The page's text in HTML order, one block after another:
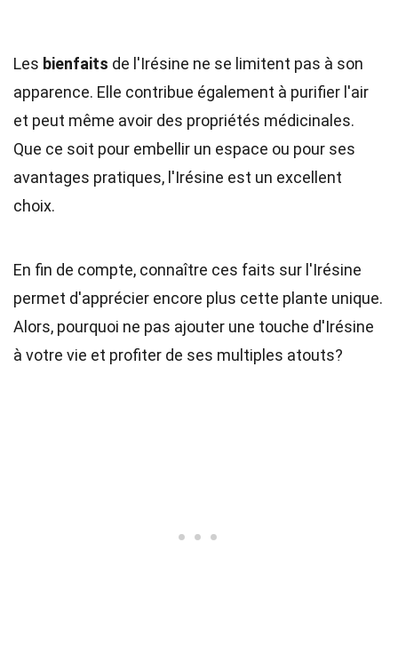
Les bienfaits de l'Irésine ne se limitent pas à son
apparence. Elle contribue également à purifier l'air
et peut même avoir des propriétés médicinales.
Que ce soit pour embellir un espace ou pour ses
avantages pratiques, l'Irésine est un excellent
choix.
En fin de compte, connaître ces faits sur l'Irésine
permet d'apprécier encore plus cette plante unique.
Alors, pourquoi ne pas ajouter une touche d'Irésine
à votre vie et profiter de ses multiples atouts?